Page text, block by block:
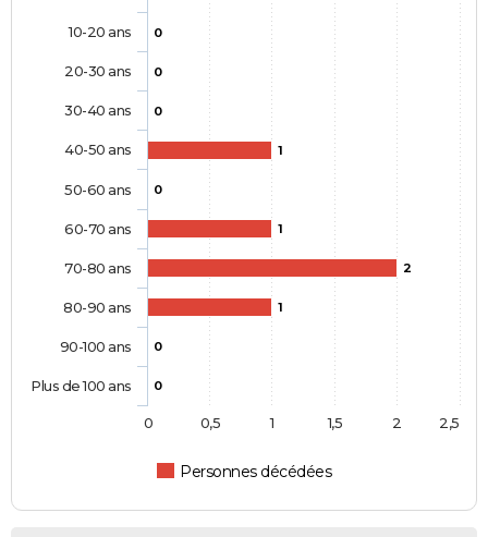
0
0
0
1
0
1
2
1
0
0
Personnes décédées
10-20 ans
20-30 ans
30-40 ans
40-50 ans
50-60 ans
60-70 ans
70-80 ans
80-90 ans
90-100 ans
Plus de 100 ans
0 0,5 1 1,5 2 2,5